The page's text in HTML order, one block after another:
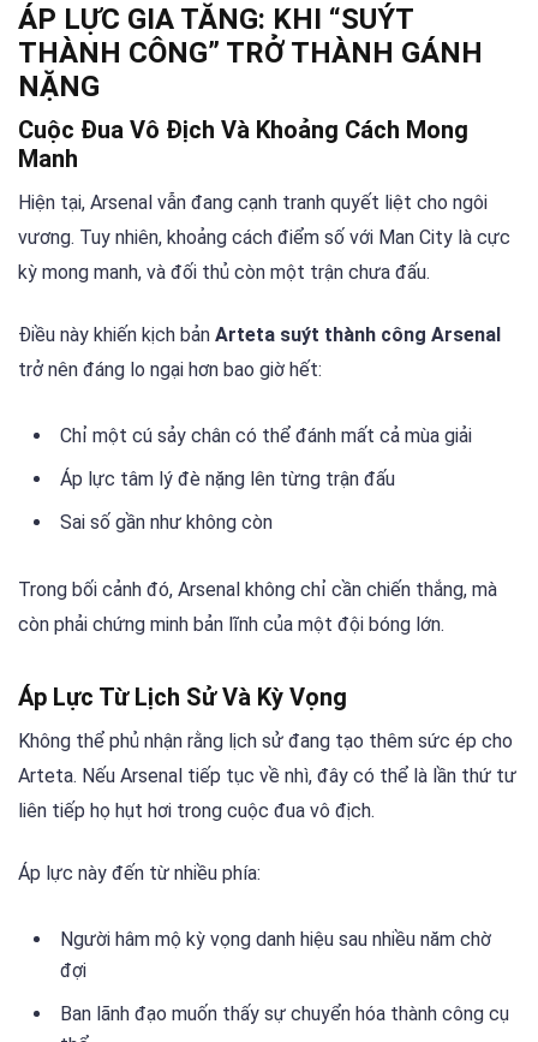
ÁP LỰC GIA TĂNG: KHI “SUÝT
THÀNH CÔNG” TRỞ THÀNH GÁNH
NẶNG
Cuộc Đua Vô Địch Và Khoảng Cách Mong
Manh
Hiện tại, Arsenal vẫn đang cạnh tranh quyết liệt cho ngôi
vương. Tuy nhiên, khoảng cách điểm số với Man City là cực
kỳ mong manh, và đối thủ còn một trận chưa đấu.
Điều này khiến kịch bản Arteta suýt thành công Arsenal
trở nên đáng lo ngại hơn bao giờ hết:
Chỉ một cú sảy chân có thể đánh mất cả mùa giải
Áp lực tâm lý đè nặng lên từng trận đấu
Sai số gần như không còn
Trong bối cảnh đó, Arsenal không chỉ cần chiến thắng, mà
còn phải chứng minh bản lĩnh của một đội bóng lớn.
Áp Lực Từ Lịch Sử Và Kỳ Vọng
Không thể phủ nhận rằng lịch sử đang tạo thêm sức ép cho
Arteta. Nếu Arsenal tiếp tục về nhì, đây có thể là lần thứ tư
liên tiếp họ hụt hơi trong cuộc đua vô địch.
Áp lực này đến từ nhiều phía:
Người hâm mộ kỳ vọng danh hiệu sau nhiều năm chờ
đợi
Ban lãnh đạo muốn thấy sự chuyển hóa thành công cụ